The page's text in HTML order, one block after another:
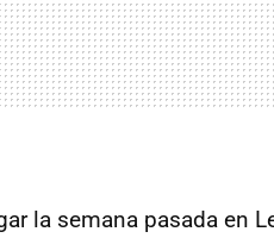
la semana pasada en